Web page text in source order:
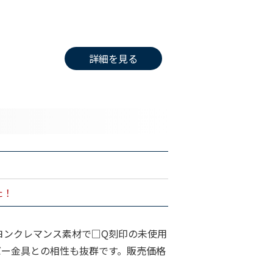
詳細を見る
クレマンス素材で□Q刻印の未使用
金具との相性も抜群です。販売価格